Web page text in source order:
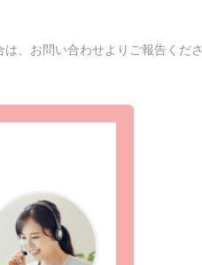
、お問い合わせよりご報告くださ